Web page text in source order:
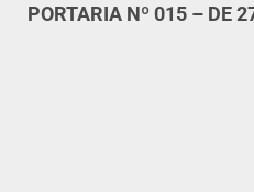
PORTARIA Nº 015 – DE